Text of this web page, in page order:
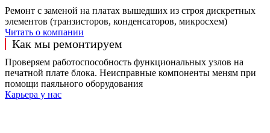
Ремонт с заменой на платах вышедших из строя дискретных
элементов (транзисторов, конденсаторов, микросхем)
Читать о компании
Как мы ремонтируем
Проверяем работоспособность функциональных узлов на
печатной плате блока. Неисправные компоненты меням при
помощи паяльного оборудования
Карьера у нас